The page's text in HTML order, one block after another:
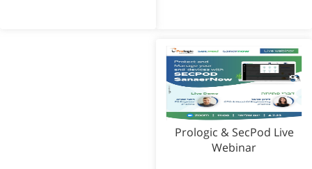
Prologic & SecPod Live
Webinar